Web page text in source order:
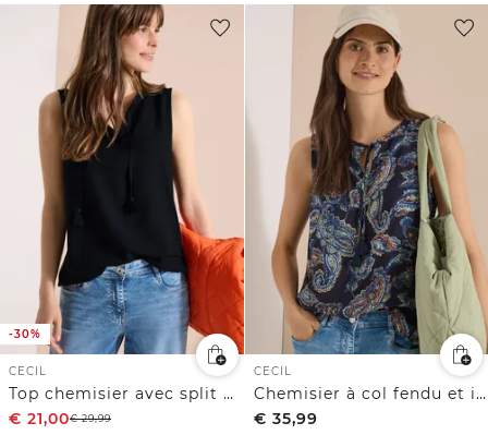
-30%
CECIL
Top chemisier avec split neck et rubans
€ 21,00€29,99
CECIL
Chemisier à col fendu et imprimé
€ 35,99